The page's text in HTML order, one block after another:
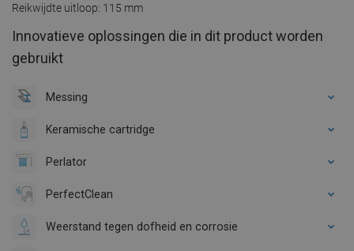
Reikwijdte uitloop: 115 mm
Innovatieve oplossingen die in dit product worden
gebruikt
Messing
Keramische cartridge
Perlator
PerfectClean
Weerstand tegen dofheid en corrosie